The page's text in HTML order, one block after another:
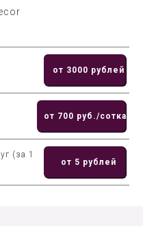
от 3000 рублей
от 700 руб./сотка
(за 1
от 5 рублей